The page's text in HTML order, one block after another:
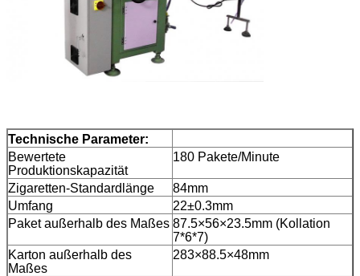
Technische Parameter:
Bewertete
Produktionskapazität
180 Pakete/Minute
Zigaretten-Standardlänge
84mm
Umfang
22±0.3mm
Paket außerhalb des Maßes 87.5×56×23.5mm (Kollation
7*6*7)
Karton außerhalb des
Maßes
283×88.5×48mm